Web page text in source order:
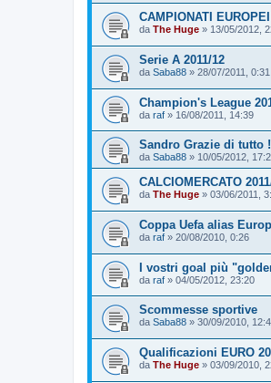
CAMPIONATI
da The Huge » 13/05/2012,
Serie A 2011/12
da Saba88 » 28/07/2011, 0:31
Champion's League
da raf » 16/08/2011, 14:39
Sandro Grazie di tutto
da Saba88 » 10/05/2012,
CALCIOMERCATO
da The Huge » 03/06/2011,
Coppa Uefa alias
da raf » 20/08/2010, 0:26
I vostri goal più
da raf » 04/05/2012, 23:20
Scommesse sportive
da Saba88 » 30/09/2010,
Qualificazioni EURO
da The Huge » 03/09/2010,